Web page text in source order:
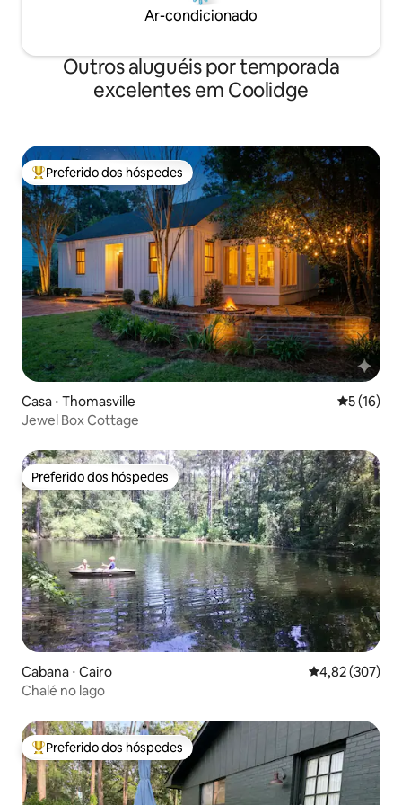
Ar-condicionado
Outros aluguéis por temporada
excelentes em Coolidge
Entre os melhores preferidos dos hóspedes
Preferido dos hóspedes
Casa ⋅ Thomasville 5 de uma
5 (16)
Jewel Box Cottage
Preferido dos hóspedes
Preferido dos hóspedes
Cabana ⋅ Cairo 4,82 de uma
4,82 (307)
Chalé no lago
Entre os melhores preferidos dos hóspedes
Preferido dos hóspedes